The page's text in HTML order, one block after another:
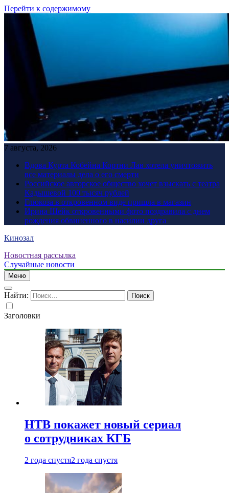
Перейти к содержимому
7 августа, 2026
Вдова Курта Кобейна Кортни Лав хотела уничтожить
все материалы дела о его смерти
Российское авторское общество хочет взыскать с театра
Кадышевой 100 тысяч рублей
Глюкоза в откровенном виде пришла в магазин
Ирина Шейк откровенными фото поздравила с днем
рождения обвиненного в насилии друга
Кинозал
Новостная рассылка
Случайные новости
Меню
Найти:
Заголовки
НТВ покажет новый сериал
о сотрудниках КГБ
2 года спустя2 года спустя